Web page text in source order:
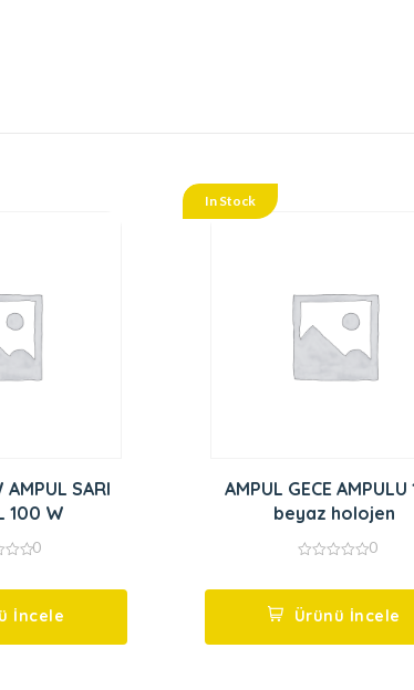
AMPUL SARI
100 W
0
İncele
In Stock
AMPUL GECE AMPULU
beyaz holojen
5
0
Ürünü İncele